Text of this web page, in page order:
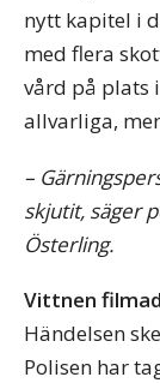
nytt kapitel i
med flera
vård på plats
allvarliga,
–
skjutit, säger
Österling.
Vittnen
Händelsen
Polisen har